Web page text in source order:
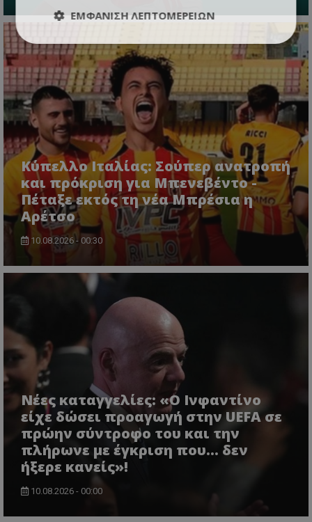
Κύπελλο Ιταλίας: Σούπερ ανατροπή
και πρόκριση για Μπενεβέντο -
Πέταξε εκτός τη νέα Μπρέσια η
Αρέτσο
10.08.2026 - 00:30
Νέες καταγγελίες: «Ο Ινφαντίνο
είχε δώσει προαγωγή στην UEFA σε
πρώην σύντροφο του και την
πλήρωνε με έγκριση που... δεν
ήξερε κανείς»!
10.08.2026 - 00:00
ΕΜΦΆΝΙΣΗ ΛΕΠΤΟΜΕΡΕΙΏΝ